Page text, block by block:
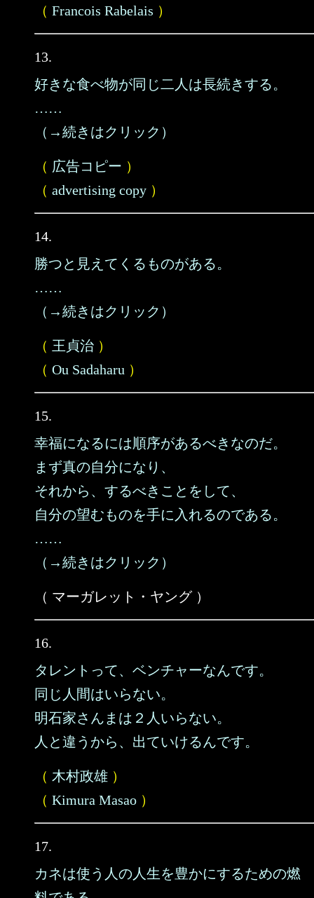
（ Francois Rabelais ）
13.
好きな食べ物が同じ二人は長続きする。
……
（→続きはクリック）
（ 広告コピー ）
（ advertising copy ）
14.
勝つと見えてくるものがある。
……
（→続きはクリック）
（ 王貞治 ）
（ Ou Sadaharu ）
15.
幸福になるには順序があるべきなのだ。
まず真の自分になり、
それから、するべきことをして、
自分の望むものを手に入れるのである。
……
（→続きはクリック）
（ マーガレット・ヤング ）
16.
タレントって、ベンチャーなんです。
同じ人間はいらない。
明石家さんまは２人いらない。
人と違うから、出ていけるんです。
（ 木村政雄 ）
（ Kimura Masao ）
17.
カネは使う人の人生を豊かにするための燃